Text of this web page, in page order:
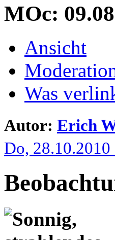
MOc:
Ansicht
Was
Autor: Erich
Do, 28.10.2010